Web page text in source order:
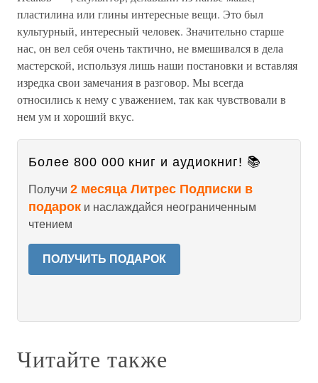
пластилина или глины интересные вещи. Это был
культурный, интересный человек. Значительно старше
нас, он вел себя очень тактично, не вмешивался в дела
мастерской, используя лишь наши постановки и вставляя
изредка свои замечания в разговор. Мы всегда
относились к нему с уважением, так как чувствовали в
нем ум и хороший вкус.
Более 800 000 книг и аудиокниг! 📚
Получи 2 месяца Литрес Подписки в
подарок и наслаждайся неограниченным
чтением
ПОЛУЧИТЬ ПОДАРОК
Читайте также